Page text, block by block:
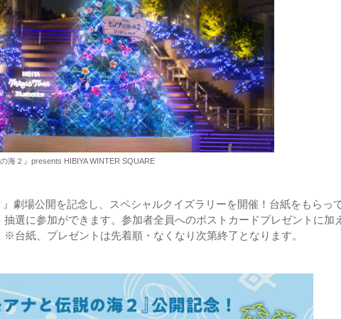
海２』presents HIBIYA WINTER SQUARE
劇場公開を記念し、スペシャルクイズラリーを開催！台紙をもらっ
選に参加ができます。参加者全員へのポストカードプレゼントに加
台紙、プレゼントは先着順・なくなり次第終了となります。